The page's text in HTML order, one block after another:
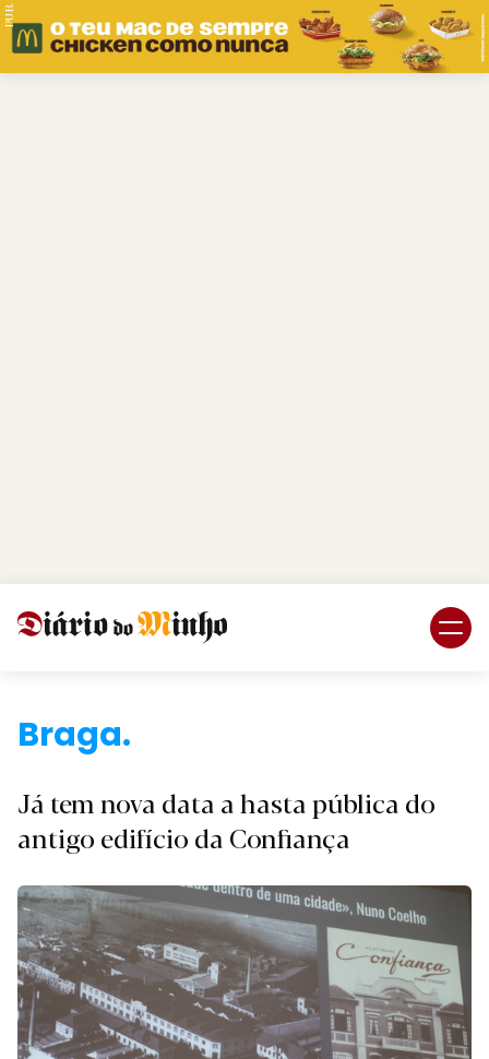
PUB.
Braga.
Já tem nova data a hasta pública do
antigo edifício da Confiança